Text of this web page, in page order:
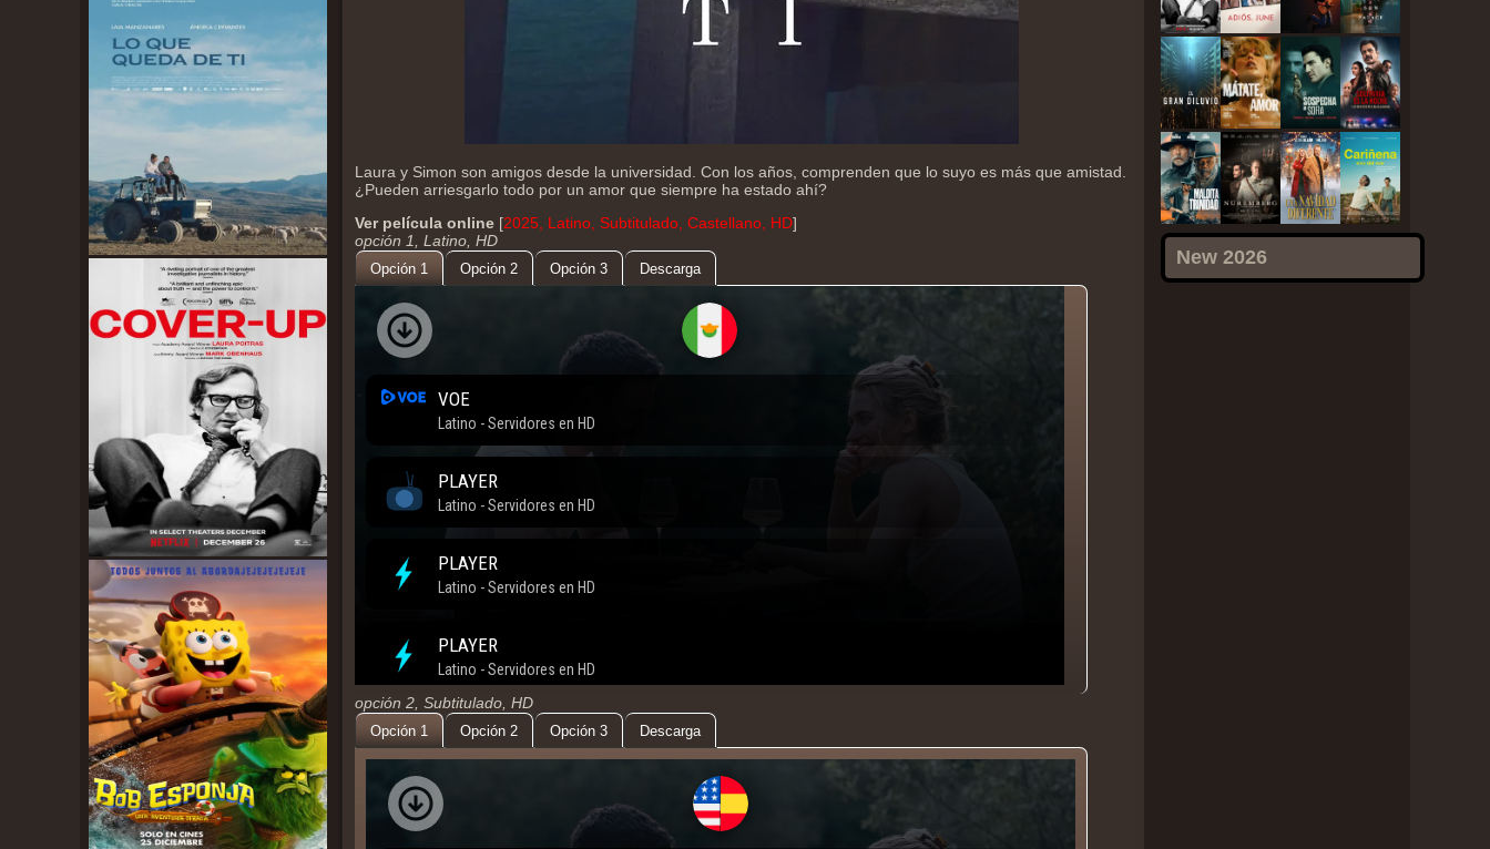
New 2026
Laura y Simon son amigos desde la universidad. Con los años, comprenden que lo suyo es más que amistad.
¿Pueden arriesgarlo todo por un amor que siempre ha estado ahí?
Ver película online [2025, Latino, Subtitulado, Castellano, HD]
opción 1, Latino, HD
Opción 1 Opción 2 Opción 3 Descarga
opción 2, Subtitulado, HD
Opción 1 Opción 2 Opción 3 Descarga